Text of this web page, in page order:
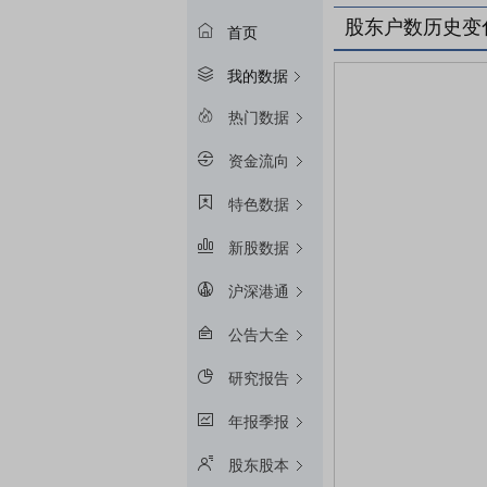
首页
我的数据
热门数据
资金流向
特色数据
新股数据
沪深港通
公告大全
研究报告
年报季报
股东股本
股东户数历史